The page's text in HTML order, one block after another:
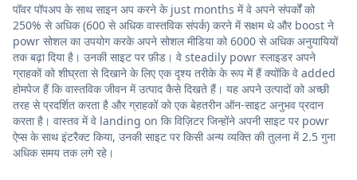
पॉवर पॉपअप के साथ साइन अप करने के just months में वे अपने संपर्कों को
250% से अधिक (600 से अधिक वास्तविक संपर्क) करने में सक्षम थे और boost ने
powr सोशल का उपयोग करके अपने सोशल मीडिया को 6000 से अधिक अनुयायियों
तक बढ़ा दिया है। उनकी साइट पर फ़ीड। वे steadily powr स्लाइडर अपने
ग्राहकों को शीघ्रता से दिखाने के लिए एक दृश्य तरीके के रूप में हैं क्योंकि वे added
होमपेज हैं कि वास्तविक जीवन में उत्पाद कैसे दिखते हैं। यह अपने उत्पादों को अच्छी
तरह से प्रदर्शित करता है और ग्राहकों को एक बेहतरीन ऑन-साइट अनुभव प्रदान
करता है। वास्तव में वे landing on कि विज़िटर जिन्होंने अपनी साइट पर powr
ऐप्स के साथ इंटरैक्ट किया, उनकी साइट पर किसी अन्य व्यक्ति की तुलना में 2.5 गुना
अधिक समय तक लगे रहे।